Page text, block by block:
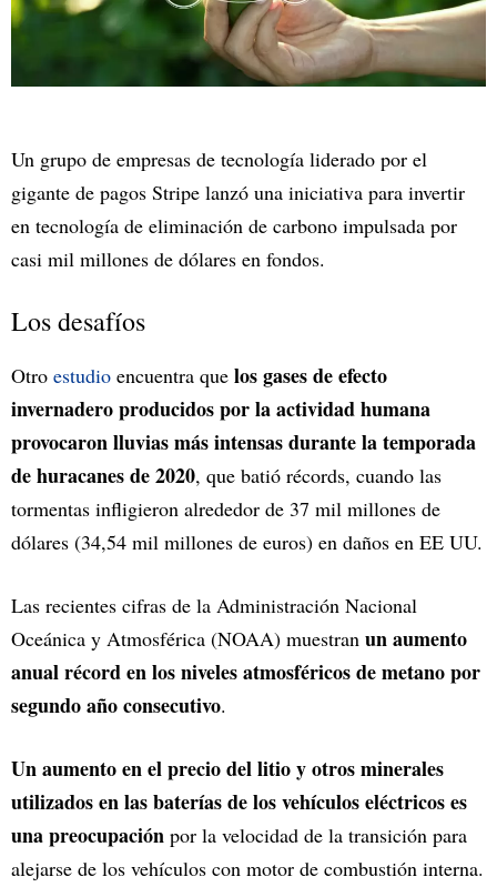
Un grupo de empresas de tecnología liderado por el
gigante de pagos Stripe lanzó una iniciativa para invertir
en tecnología de eliminación de carbono impulsada por
casi mil millones de dólares en fondos.
Los desafíos
Otro estudio encuentra que los gases de efecto
invernadero producidos por la actividad humana
provocaron lluvias más intensas durante la temporada
de huracanes de 2020, que batió récords, cuando las
tormentas infligieron alrededor de 37 mil millones de
dólares (34,54 mil millones de euros) en daños en EE UU.
Las recientes cifras de la Administración Nacional
Oceánica y Atmosférica (NOAA) muestran un aumento
anual récord en los niveles atmosféricos de metano por
segundo año consecutivo.
Un aumento en el precio del litio y otros minerales
utilizados en las baterías de los vehículos eléctricos es
una preocupación por la velocidad de la transición para
alejarse de los vehículos con motor de combustión interna.